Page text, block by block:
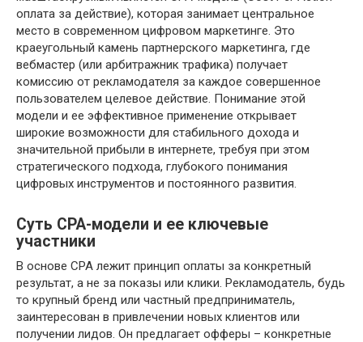
оплата за действие), которая занимает центральное
место в современном цифровом маркетинге. Это
краеугольный камень партнерского маркетинга, где
вебмастер (или арбитражник трафика) получает
комиссию от рекламодателя за каждое совершенное
пользователем целевое действие. Понимание этой
модели и ее эффективное применение открывает
широкие возможности для стабильного дохода и
значительной прибыли в интернете, требуя при этом
стратегического подхода, глубокого понимания
цифровых инструментов и постоянного развития.
Суть CPA-модели и ее ключевые
участники
В основе CPA лежит принцип оплаты за конкретный
результат, а не за показы или клики. Рекламодатель, будь
то крупный бренд или частный предприниматель,
заинтересован в привлечении новых клиентов или
получении лидов. Он предлагает офферы – конкретные